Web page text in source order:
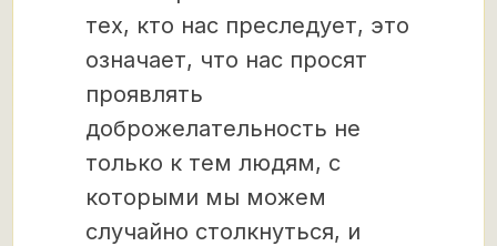
тех, кто нас преследует, это
означает, что нас просят
проявлять
доброжелательность не
только к тем людям, с
которыми мы можем
случайно столкнуться, и